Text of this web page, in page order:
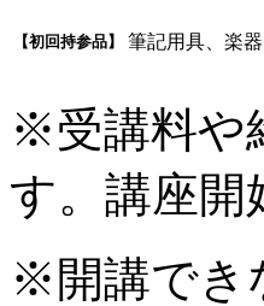
【初回持参品】 筆記用具、楽
※受講料や
す。講座開
※開講でき